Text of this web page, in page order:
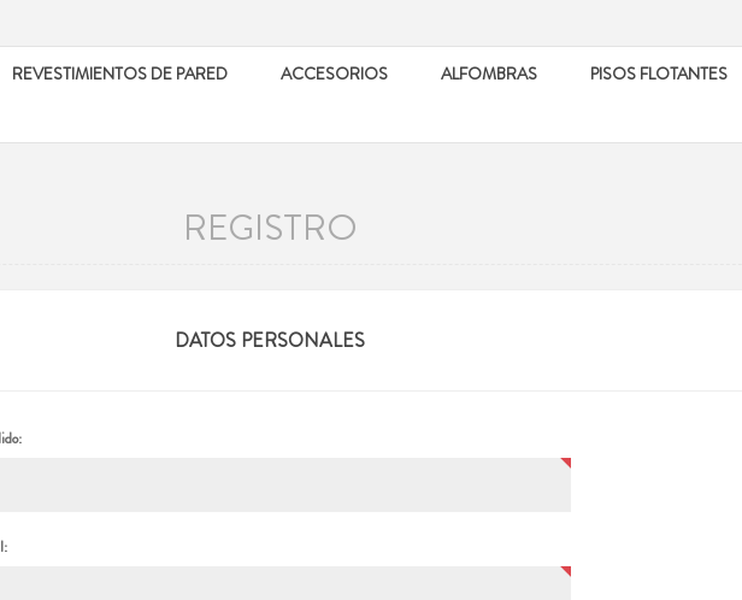
REVESTIMIENTOS DE PARED ACCESORIOS ALFOMBRAS
PISOS FLOTANTES
REGISTRO
DATOS PERSONALES